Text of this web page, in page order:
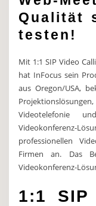
Qualität
testen!
Mit 1:1 SIP Video
hat InFocus sein
aus Oregon/USA,
Videotelefonie
Videokonferenz-
professionellen
Firmen an. Das
Videokonferenz-
1:1